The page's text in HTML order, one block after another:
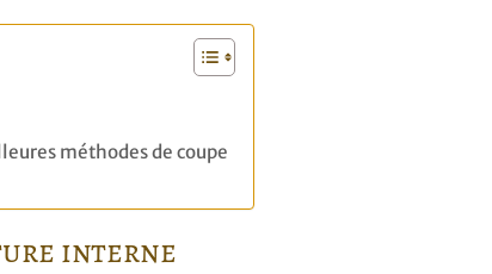
méthodes de coupe
interne